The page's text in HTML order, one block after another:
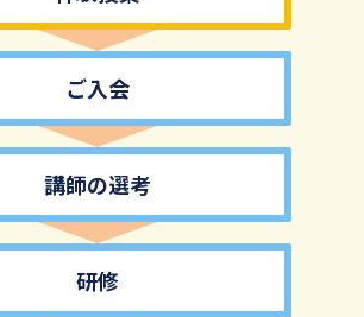
ご入会
講師の選考
研修